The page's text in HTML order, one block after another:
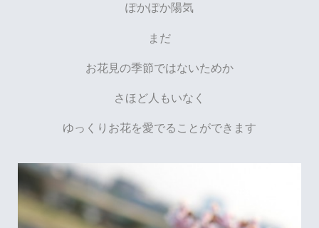
ぽかぽか陽気
まだ
お花見の季節ではないためか
さほど人もいなく
ゆっくりお花を愛でることができます